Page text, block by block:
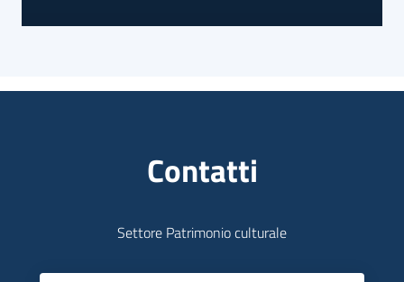
Contatti
Settore Patrimonio culturale